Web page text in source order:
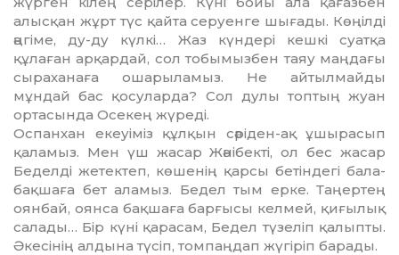
алысқан жұрт түс қайта серуенге шығады. Көңілді
әңгіме, ду-ду күлкі… Жаз күндері кешкі суатқа
құлаған арқардай, сол тобымызбен таяу маңдағы
сыраханаға ошарыламыз. Не айтылмайды
мұндай бас қосуларда? Сол дулы топтың жуан
ортасында Осекең жүреді.
Оспанхан екеуіміз құлқын сәріден-ақ ұшырасып
қаламыз. Мен үш жасар Жәнібекті, ол бес жасар
Беделді жетектеп, көшенің қарсы бетіндегі бала-
бақшаға бет аламыз. Бедел тым ерке. Таңертең
оянбай, оянса бақшаға барғысы келмей, қиғылық
салады… Бір күні қарасам, Бедел түзеліп қалыпты.
Әкесінің алдына түсіп, томпаңдап жүгіріп барады.